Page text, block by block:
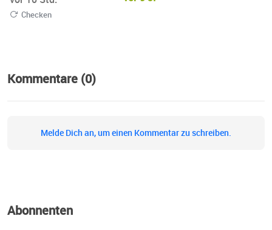
Checken
Kommentare (0)
Melde Dich an, um einen Kommentar zu schreiben.
Abonnenten